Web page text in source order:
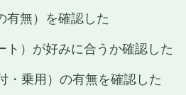
有無）を確認した
ト）が好みに合うか確認した
・乗用）の有無を確認した